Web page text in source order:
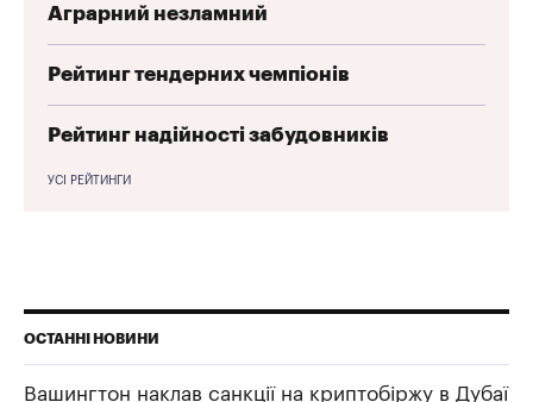
Аграрний незламний
Рейтинг тендерних чемпіонів
Рейтинг надійності забудовників
УСІ РЕЙТИНГИ
ОСТАННІ НОВИНИ
Вашингтон наклав санкції на криптобіржу в Дубаї